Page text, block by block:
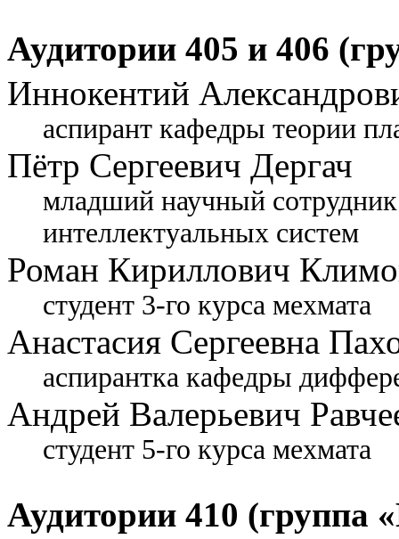
Аудитории 405 и 406
Иннокентий
аспирант кафедры теории
Пётр Сергеевич Дергач
младший научный
интеллектуальных систем
Роман Кириллович
студент 3-го курса мехмата
Анастасия Сергеевна
аспирантка кафедры
Андрей Валерьевич
студент 5-го курса мехмата
Аудитории 410 (группа